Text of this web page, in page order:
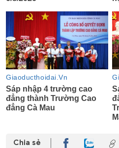
Chia sẻ